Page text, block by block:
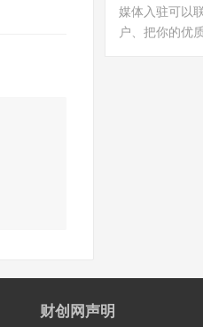
媒体入驻可以
户、把你的优
财创网声明